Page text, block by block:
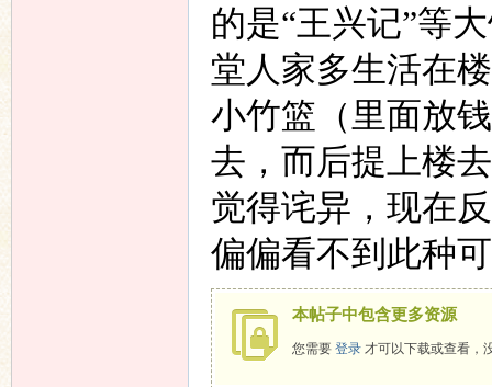
的是“王兴记”等
堂人家多生活在
小竹篮（里面放
去，而后提上楼
觉得诧异，现在
偏偏看不到此种
本帖子中包含更多资源
您需要 登录 才可以下载或查看，